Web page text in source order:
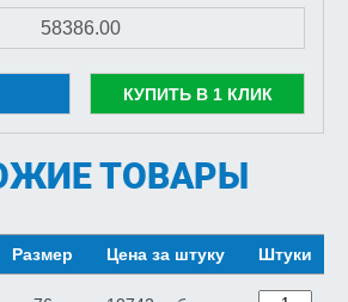
КУПИТЬ В 1 КЛИК
ТОВАРЫ
Размер Цена за штуку Штуки